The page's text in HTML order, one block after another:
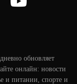
обновляет
онлайн: новости
и питании, спорте и